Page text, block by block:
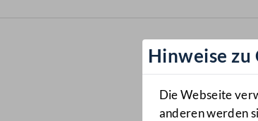
Hinweise zu
Die Webseite
anderen werden